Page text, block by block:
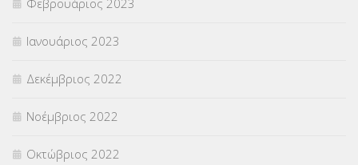
Ιανουάριος 2023
Δεκέμβριος 2022
Νοέμβριος 2022
Οκτώβριος 2022